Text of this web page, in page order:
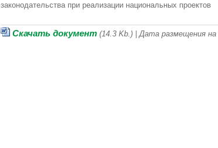
законодательства при реализации национальных проектов
Скачать документ (14.3 Kb.) | Дата размещения